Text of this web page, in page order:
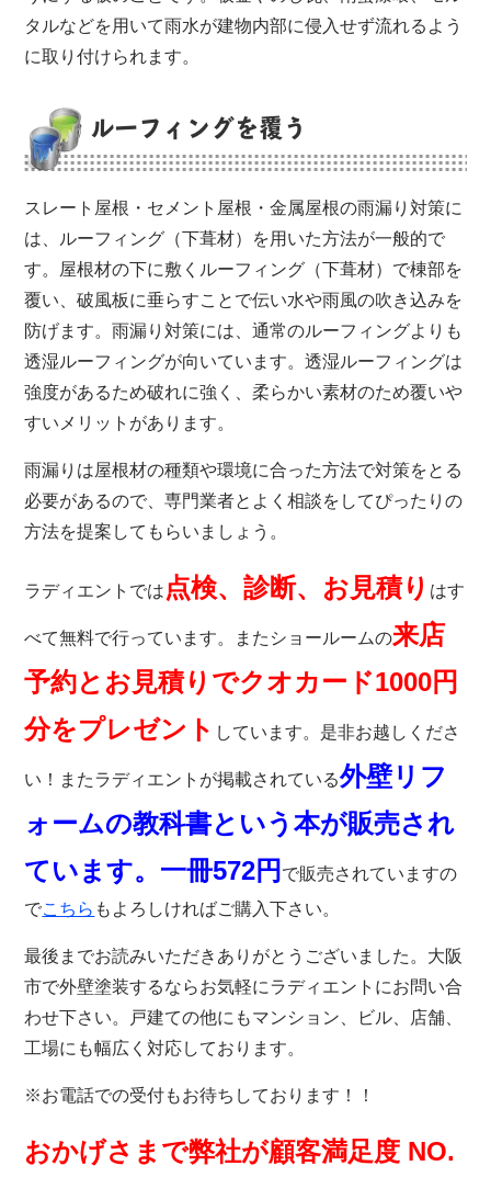
タルなどを用いて雨水が建物内部に侵入せず流れるよう
に取り付けられます。
ルーフィングを覆う
スレート屋根・セメント屋根・金属屋根の雨漏り対策に
は、ルーフィング（下葺材）を用いた方法が一般的で
す。屋根材の下に敷くルーフィング（下葺材）で棟部を
覆い、破風板に垂らすことで伝い水や雨風の吹き込みを
防げます。雨漏り対策には、通常のルーフィングよりも
透湿ルーフィングが向いています。透湿ルーフィングは
強度があるため破れに強く、柔らかい素材のため覆いや
すいメリットがあります。
雨漏りは屋根材の種類や環境に合った方法で対策をとる
必要があるので、専門業者とよく相談をしてぴったりの
方法を提案してもらいましょう。
ラディエント では 点検、診断、お見積り はす
べて無料で行っています。またショールームの来店
予約とお見積りでクオカード1000円
分をプレゼント しています。是非お越しくださ
い！またラディ エントが掲載されている外壁リフ
ォームの教科書という本が販売され
ています。一冊572円 で販売されていますの
でこちら もよろしければご購入下さい。
最後までお読みいただきありがとうございました。大阪
市で外壁塗装するならお気軽にラディエントにお問い合
わせ下さい。戸建ての他にもマンション、ビル、店舗、
工場にも幅広く対応しております。
※お電話での受付もお待ちしております！！
おかげさまで弊社が顧客満足度 NO.